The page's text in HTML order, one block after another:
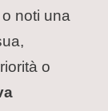
noti una
o